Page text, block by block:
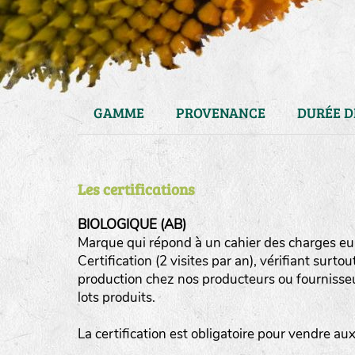
GAMME PROVENANCE DURÉE
Les certifications
BIOLOGIQUE (AB)
Marque qui répond à un cahier des charges
Certification (2 visites par an), vérifiant
production chez nos producteurs ou
lots produits.
La certification est obligatoire pour vendre
haies
zone sauvage
mare